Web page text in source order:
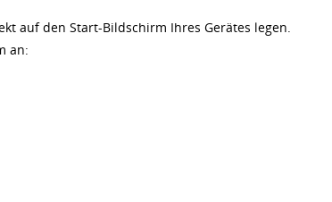
auf den Start-Bildschirm Ihres Gerätes legen.
an: